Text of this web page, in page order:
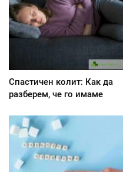
Спастичен колит: Как да
разберем, че го имаме